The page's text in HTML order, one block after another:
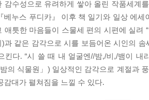
감수성으로 유려하게 쌓아 올린 작품세계
베누스 푸디카』 이후 책 일기와 일상 에
애틋한 마음들이 스물세 편의 시편에 실려
)과 같은 감각으로 시를 보듬어온 시인의
킨다. “시 쓸 때 내 얼굴엔//밤,/비,/뱀이
의 식물원」) 일상적인 감각으로 계절과
감대가 펼쳐짐을 느낄 수 있다.